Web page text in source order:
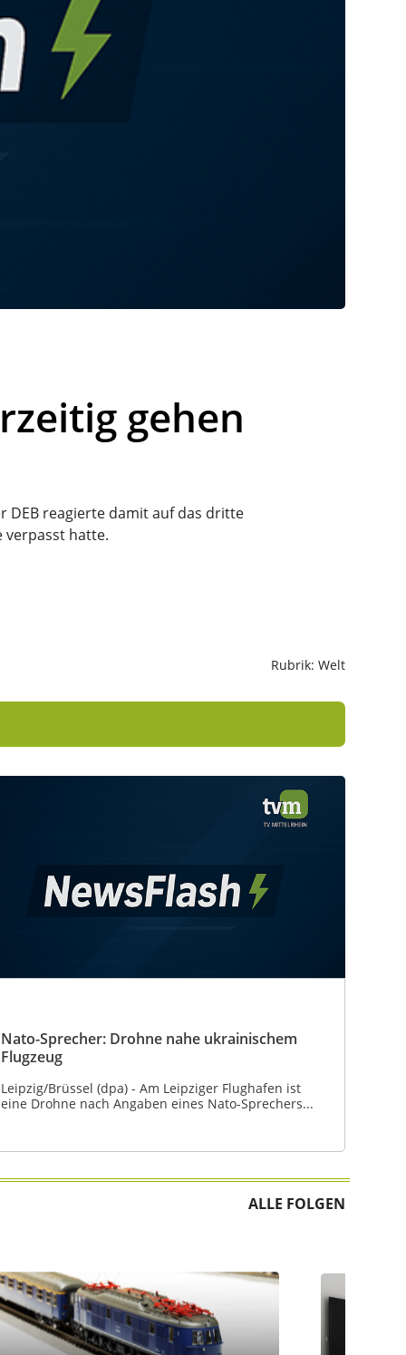
gehen
DEB reagierte damit auf das dritte
verpasst hatte.
Rubrik: Welt
Nato-Sprecher: Drohne nahe ukrainischem
Flugzeug
Leipzig/Brüssel (dpa) - Am Leipziger Flughafen ist
eine Drohne nach Angaben eines Nato-Sprechers...
ALLE FOLGEN